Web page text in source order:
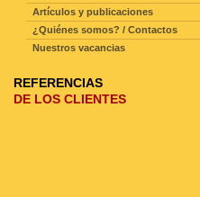
Artículos y publicaciones
¿Quiénes somos? / Contactos
Nuestros vacancias
REFERENCIAS
DE LOS CLIENTES